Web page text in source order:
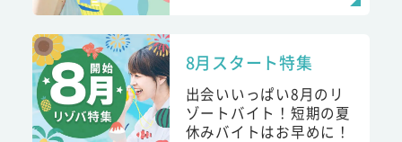
8月スタート特集
出会いいっぱい8月のリ
ゾートバイト！短期の夏
休みバイトはお早めに！